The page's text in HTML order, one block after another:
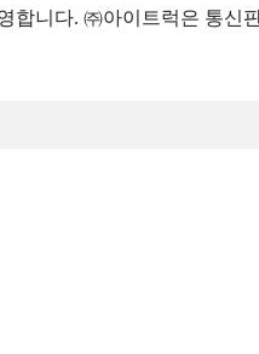
합니다. ㈜아이트럭은 통